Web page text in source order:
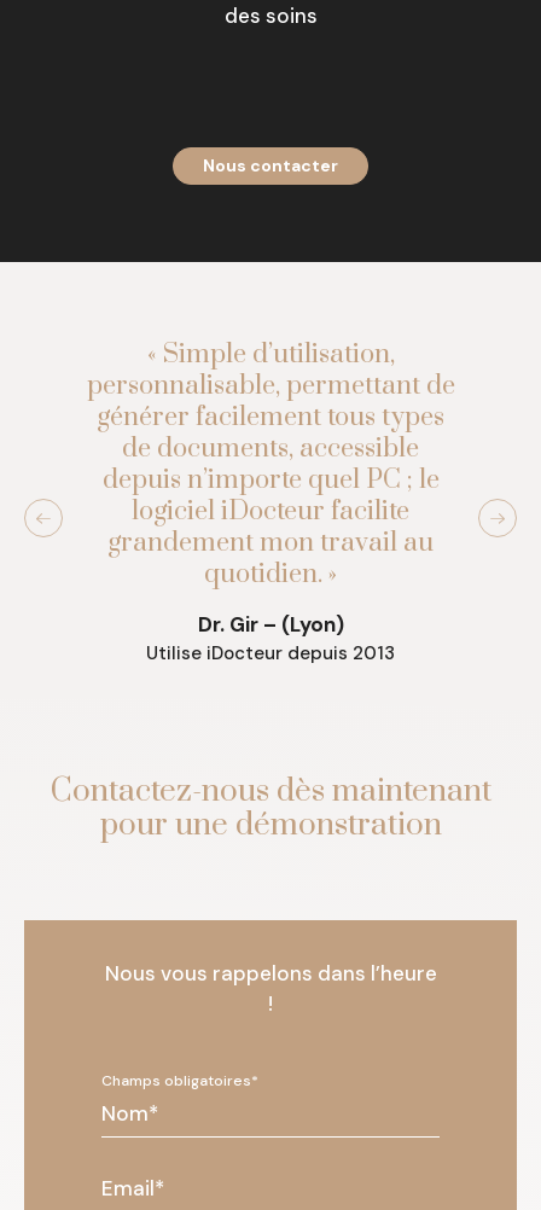
des soins
Nous contacter
« Simple d’utilisation,
personnalisable, permettant de
générer facilement tous types
de documents, accessible
depuis n’importe quel PC ; le
logiciel iDocteur facilite
grandement mon travail au
quotidien. »
Dr. Gir – (Lyon)
Utilise iDocteur depuis 2013
Contactez-nous dès maintenant
pour une démonstration
Nous vous rappelons dans l’heure
!
Champs obligatoires*